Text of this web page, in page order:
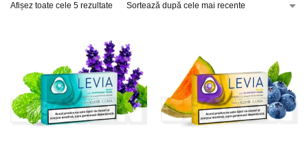
Afișez toate cele 5 rezultate